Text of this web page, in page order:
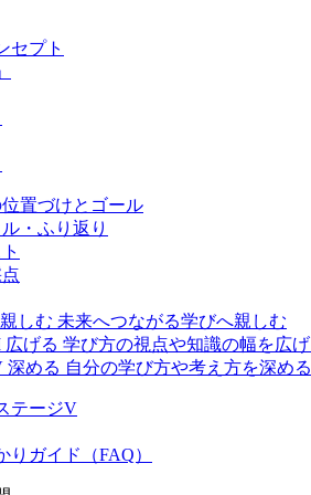
セプト
置づけとゴール
・ふり返り
しむ 未来へつながる学びへ親しむ
広げる 学び方の視点や知識の幅を広
深める 自分の学び方や考え方を深める
テージV